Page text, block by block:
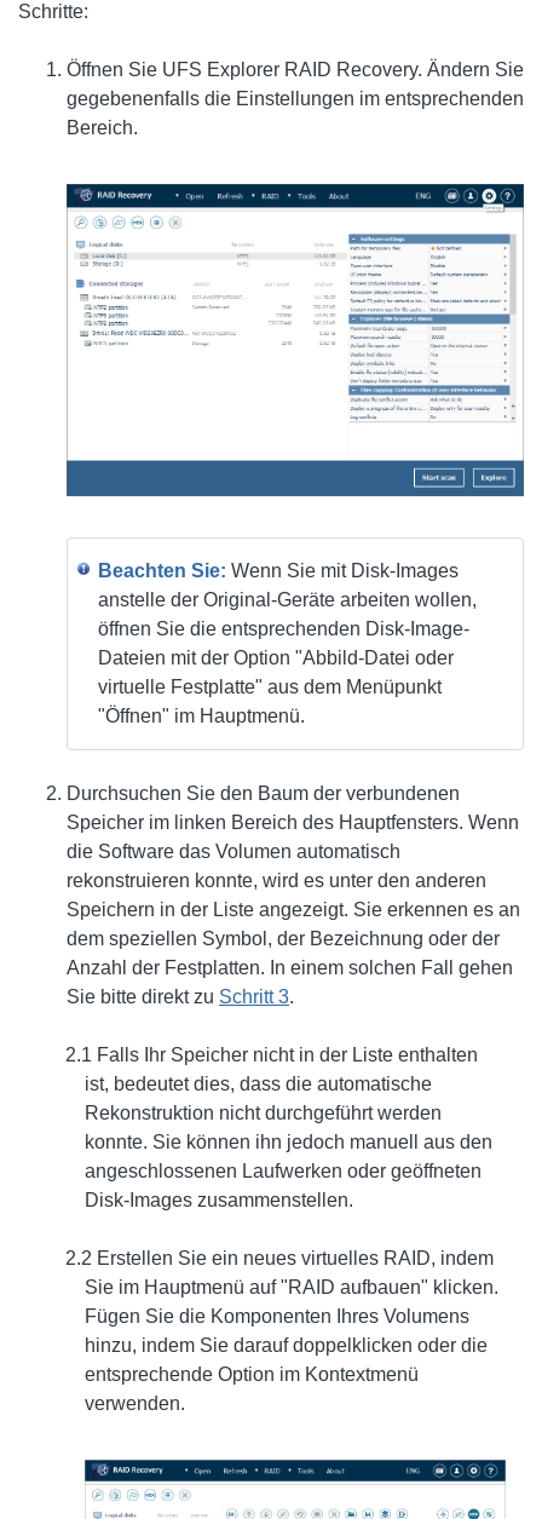
Schritte:
Öffnen Sie UFS Explorer RAID Recovery. Ändern Sie
gegebenenfalls die Einstellungen im entsprechenden
Bereich.
Beachten Sie: Wenn Sie mit Disk-Images
anstelle der Original-Geräte arbeiten wollen,
öffnen Sie die entsprechenden Disk-Image-
Dateien mit der Option "Abbild-Datei oder
virtuelle Festplatte" aus dem Menüpunkt
"Öffnen" im Hauptmenü.
Durchsuchen Sie den Baum der verbundenen
Speicher im linken Bereich des Hauptfensters. Wenn
die Software das Volumen automatisch
rekonstruieren konnte, wird es unter den anderen
Speichern in der Liste angezeigt. Sie erkennen es an
dem speziellen Symbol, der Bezeichnung oder der
Anzahl der Festplatten. In einem solchen Fall gehen
Sie bitte direkt zu Schritt 3.
2.1 Falls Ihr Speicher nicht in der Liste enthalten
ist, bedeutet dies, dass die automatische
Rekonstruktion nicht durchgeführt werden
konnte. Sie können ihn jedoch manuell aus den
angeschlossenen Laufwerken oder geöffneten
Disk-Images zusammenstellen.
2.2 Erstellen Sie ein neues virtuelles RAID, indem
Sie im Hauptmenü auf "RAID aufbauen" klicken.
Fügen Sie die Komponenten Ihres Volumens
hinzu, indem Sie darauf doppelklicken oder die
entsprechende Option im Kontextmenü
verwenden.